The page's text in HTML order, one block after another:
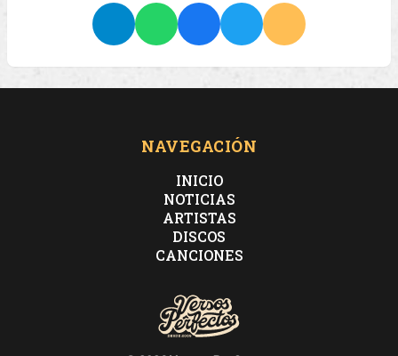
NAVEGACIÓN
INICIO
NOTICIAS
ARTISTAS
DISCOS
CANCIONES